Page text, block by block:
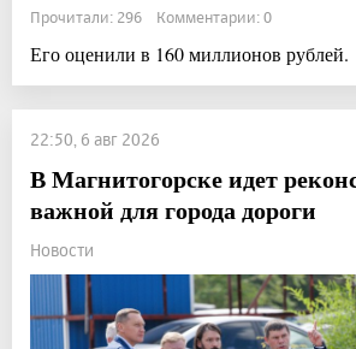
Прочитали: 296 Комментарии: 0
Его оценили в 160 миллионов рублей.
22:50, 6 авг 2026
В Магнитогорске идет
важной для города дороги
Новости